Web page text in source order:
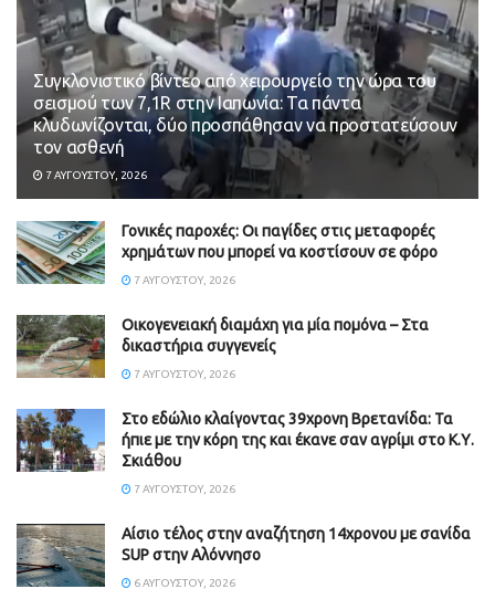
Συγκλονιστικό βίντεο από χειρουργείο την ώρα του
σεισμού των 7,1R στην Ιαπωνία: Τα πάντα
κλυδωνίζονται, δύο προσπάθησαν να προστατεύσουν
τον ασθενή
7 ΑΥΓΟΎΣΤΟΥ, 2026
Γονικές παροχές: Οι παγίδες στις μεταφορές
χρημάτων που μπορεί να κοστίσουν σε φόρο
7 ΑΥΓΟΎΣΤΟΥ, 2026
Οικογενειακή διαμάχη για μία πομόνα – Στα
δικαστήρια συγγενείς
7 ΑΥΓΟΎΣΤΟΥ, 2026
Στο εδώλιο κλαίγοντας 39χρονη Βρετανίδα: Τα
ήπιε με την κόρη της και έκανε σαν αγρίμι στο Κ.Υ.
Σκιάθου
7 ΑΥΓΟΎΣΤΟΥ, 2026
Αίσιο τέλος στην αναζήτηση 14χρονου με σανίδα
SUP στην Αλόννησο
6 ΑΥΓΟΎΣΤΟΥ, 2026